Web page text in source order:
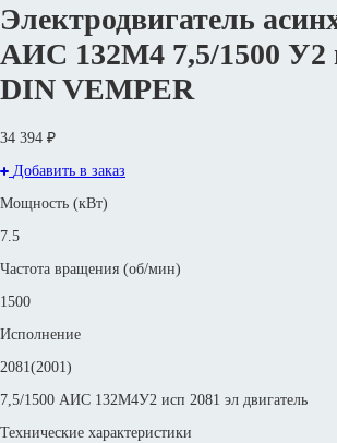
Электродвигатель
АИС 132М4 7,5/1500 У2
DIN VEMPER
34 394 ₽
Добавить в заказ
Мощность (кВт)
7.5
Частота вращения (об/мин)
1500
Исполнение
2081(2001)
7,5/1500 АИС 132М4У2 исп 2081 эл двигатель
Технические характеристики